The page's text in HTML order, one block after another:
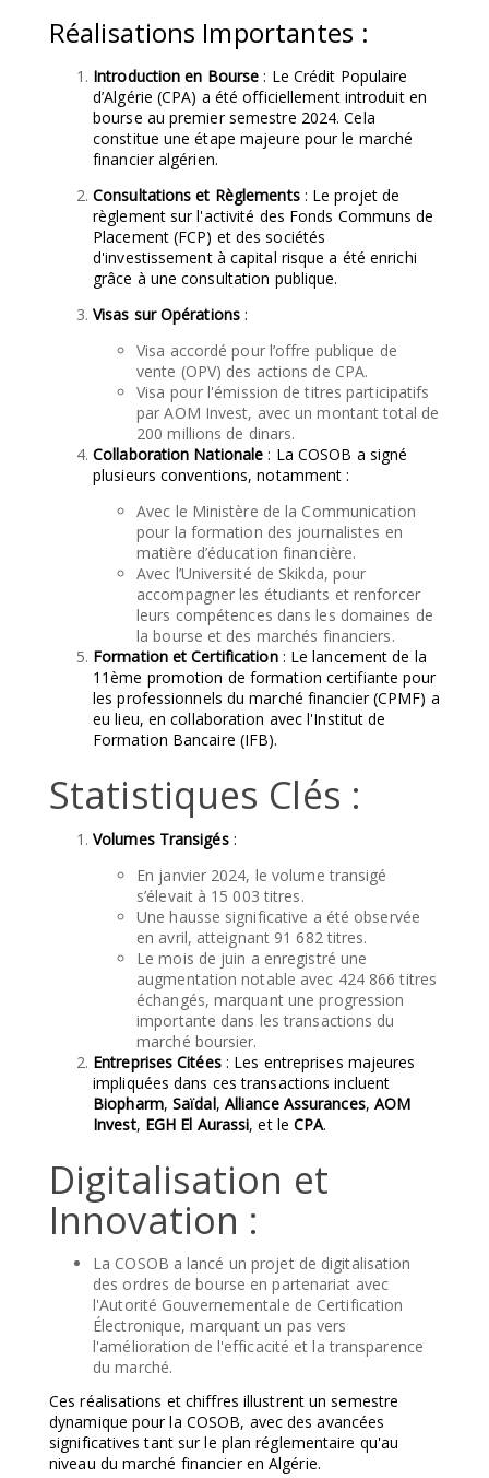
Réalisations Importantes :
Introduction en Bourse : Le Crédit Populaire
d’Algérie (CPA) a été officiellement introduit en
bourse au premier semestre 2024. Cela
constitue une étape majeure pour le marché
financier algérien.
Consultations et Règlements: Le projet de
règlement sur l'activité des Fonds Communs de
Placement (FCP) et des sociétés
d'investissement à capital risque a été enrichi
grâce à une consultation publique.
Visas sur Opérations :
Visa accordé pour l’offre publique de
vente (OPV) des actions de CPA.
Visa pour l'émission de titres participatifs
par AOM Invest, avec un montant total de
200 millions de dinars.
Collaboration Nationale : La COSOB a signé
plusieurs conventions, notamment :
Avec le Ministère de la Communication
pour la formation des journalistes en
matière d’éducation financière.
Avec l’Université de Skikda, pour
accompagner les étudiants et renforcer
leurs compétences dans les domaines de
la bourse et des marchés financiers.
Formation et Certification: Le lancement de la
11ème promotion de formation certifiante pour
les professionnels du marché financier (CPMF) a
eu lieu, en collaboration avec l'Institut de
Formation Bancaire (IFB).
Statistiques Clés :
Volumes Transigés:
En janvier 2024, le volume transigé
s’élevait à 15 003 titres.
Une hausse significative a été observée
en avril, atteignant 91 682 titres.
Le mois de juin a enregistré une
augmentation notable avec 424 866 titres
échangés, marquant une progression
importante dans les transactions du
marché boursier.
Entreprises Citées: Les entreprises majeures
impliquées dans ces transactions incluent
Biopharm,Saïdal, Alliance Assurances, AOM
Invest, EGH El Aurassi, et leCPA.
Digitalisation et
Innovation :
La COSOB a lancé un projet de digitalisation
des ordres de bourse en partenariat avec
l'Autorité Gouvernementale de Certification
Électronique, marquant un pas vers
l'amélioration de l'efficacité et la transparence
du marché.
Ces réalisations et chiffres illustrent un semestre
dynamique pour la COSOB, avec des avancées
significatives tant sur le plan réglementaire qu'au
niveau du marché financier en Algérie.